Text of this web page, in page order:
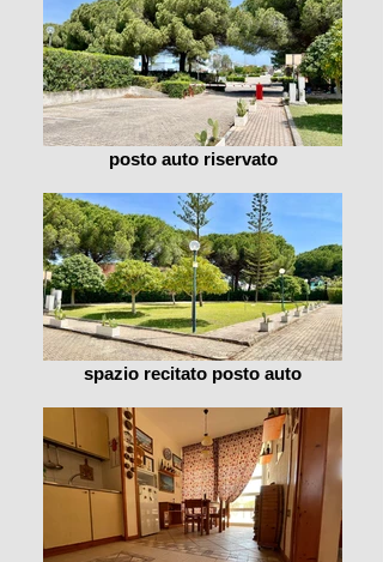
posto auto riservato
spazio recitato posto auto